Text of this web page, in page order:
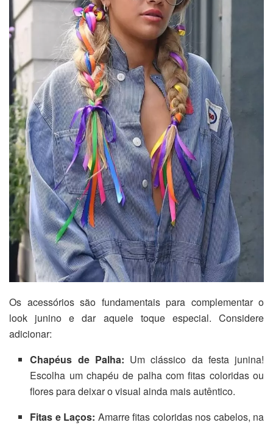
Os acessórios são fundamentais para complementar o
look junino e dar aquele toque especial. Considere
adicionar:
Chapéus de Palha: Um clássico da festa junina!
Escolha um chapéu de palha com fitas coloridas ou
flores para deixar o visual ainda mais autêntico.
Fitas e Laços: Amarre fitas coloridas nos cabelos, na